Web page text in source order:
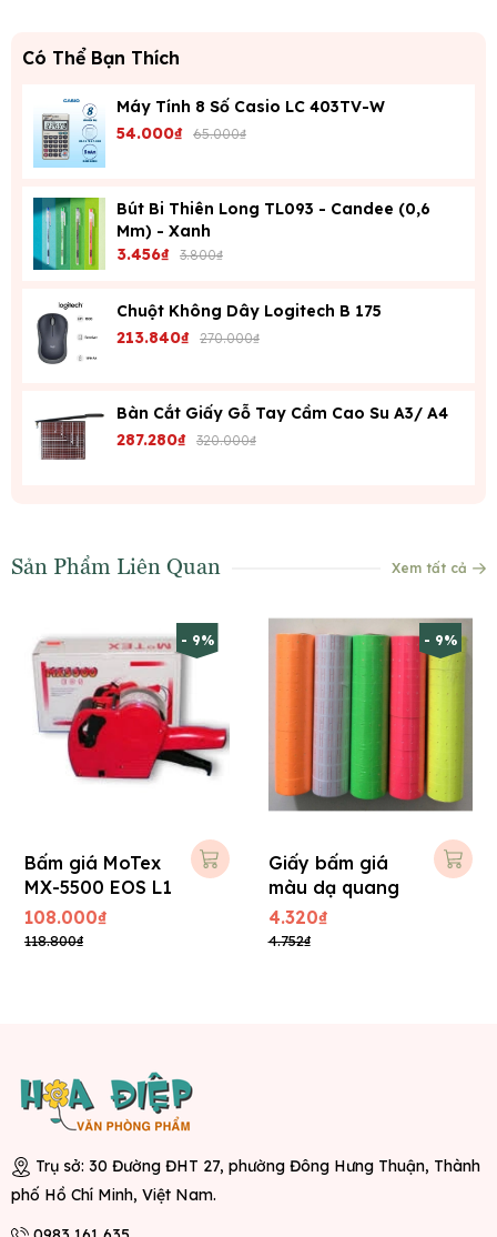
Có Thể Bạn Thích
Máy Tính 8 Số Casio LC 403TV-W
54.000₫ 65.000₫
Bút Bi Thiên Long TL093 - Candee (0,6
Mm) - Xanh
3.456₫ 3.800₫
Chuột Không Dây Logitech B 175
213.840₫ 270.000₫
Bàn Cắt Giấy Gỗ Tay Cầm Cao Su A3/ A4
287.280₫ 320.000₫
Sản Phẩm Liên Quan Xem tất cả
- 9%
Bấm giá MoTex
MX-5500 EOS L1
108.000₫
118.800₫
- 9%
Giấy bấm giá
màu dạ quang
4.320₫
4.752₫
Trụ sở: 30 Đường ĐHT 27, phường Đông Hưng Thuận, Thành
phố Hồ Chí Minh, Việt Nam.